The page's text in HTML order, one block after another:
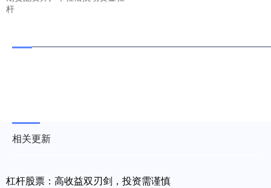
杆
相关更新
杠杆股票：高收益双刃剑，投资需谨慎